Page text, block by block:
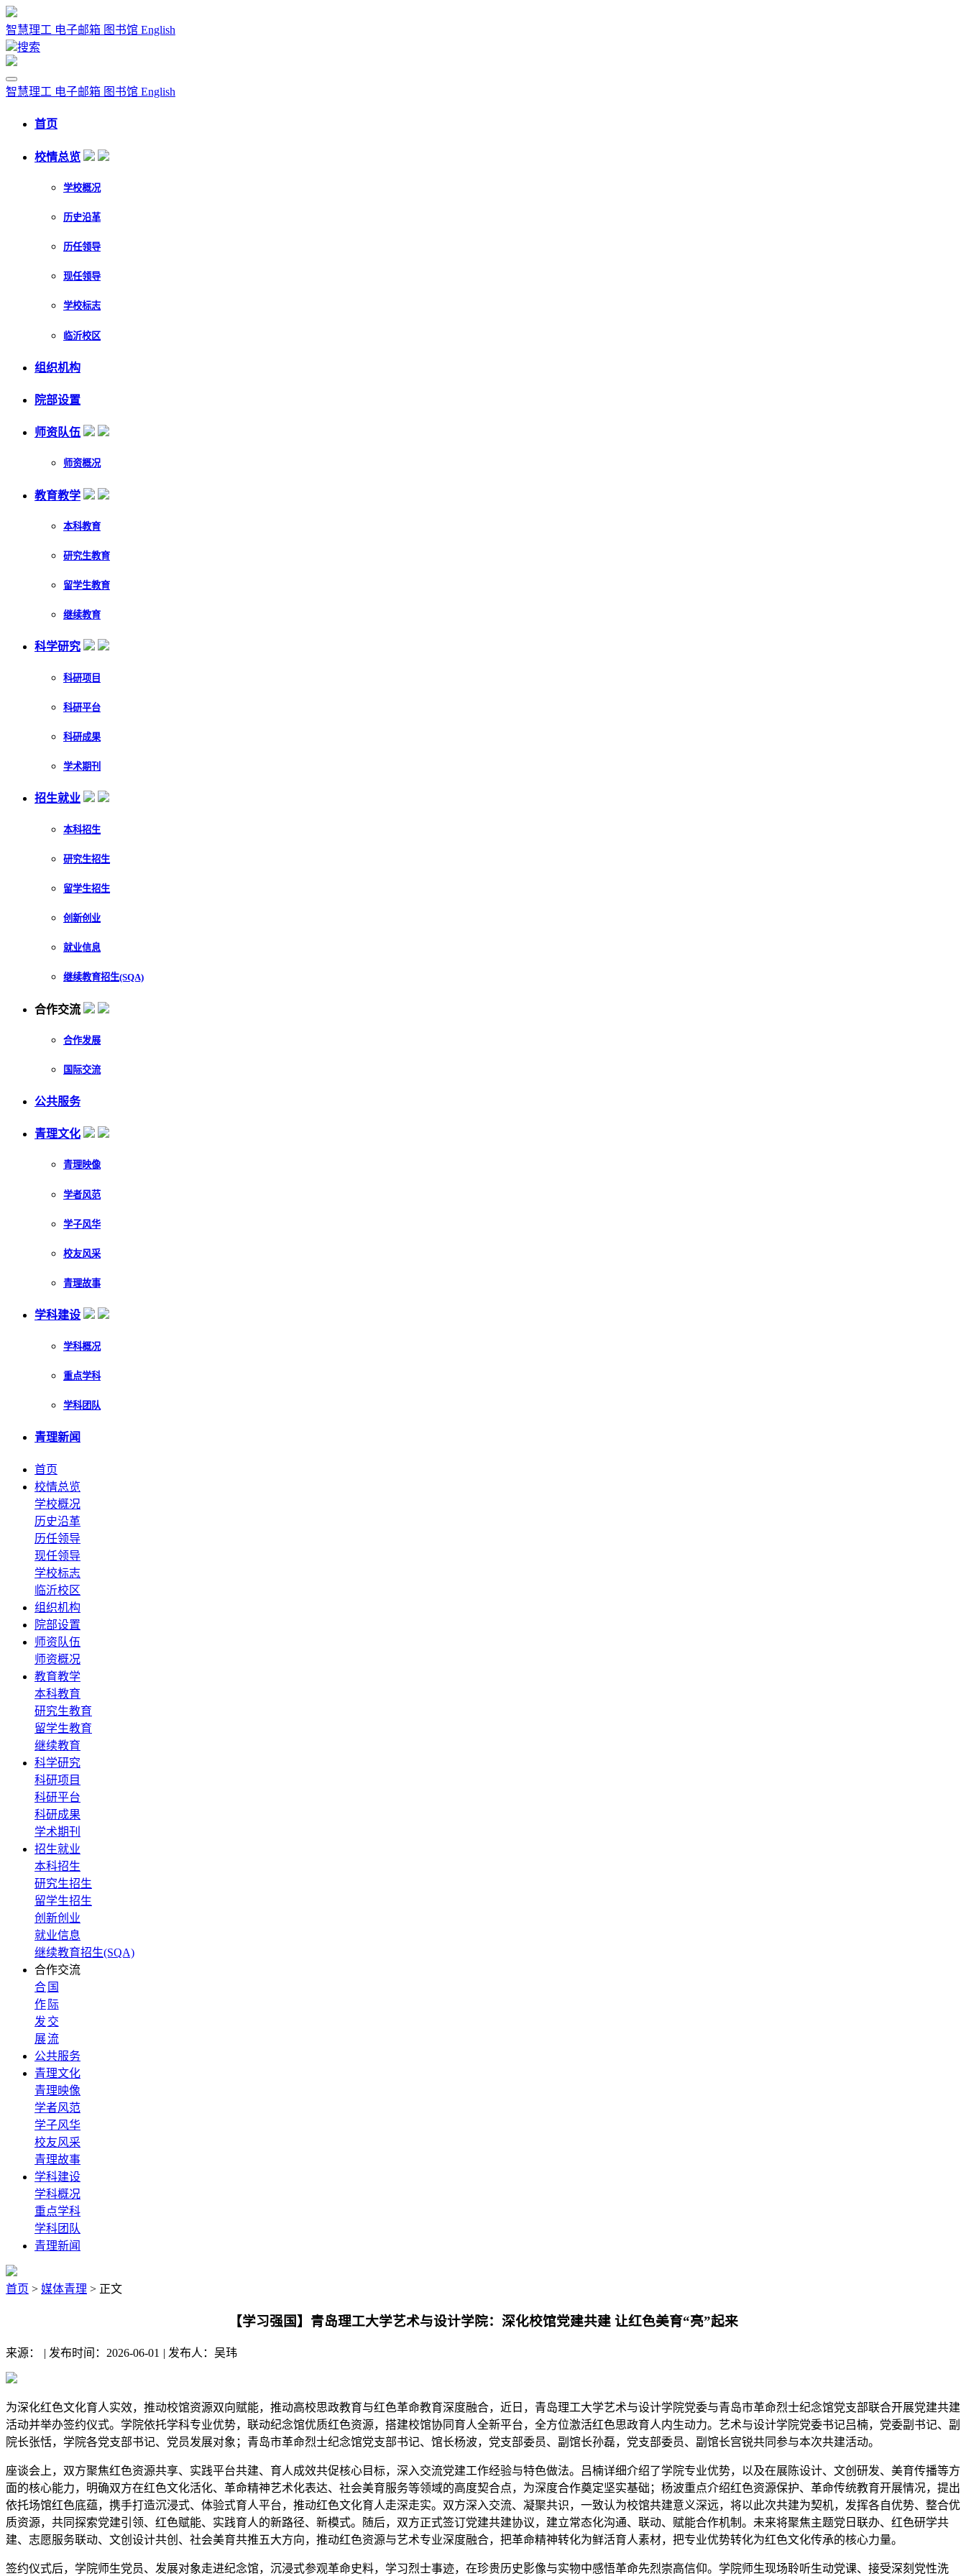
智慧理工 电子邮箱 图书馆 English
搜索
智慧理工 电子邮箱 图书馆 English
首页
校情总览
学校概况
历史沿革
历任领导
现任领导
学校标志
临沂校区
组织机构
院部设置
师资队伍
师资概况
教育教学
本科教育
研究生教育
留学生教育
继续教育
科学研究
科研项目
科研平台
科研成果
学术期刊
招生就业
本科招生
研究生招生
留学生招生
创新创业
就业信息
继续教育招生(SQA)
合作交流
合作发展
国际交流
公共服务
青理文化
青理映像
学者风范
学子风华
校友风采
青理故事
学科建设
学科概况
重点学科
学科团队
青理新闻
首页
校情总览
学校概况
历史沿革
历任领导
现任领导
学校标志
临沂校区
组织机构
院部设置
师资队伍
师资概况
教育教学
本科教育
研究生教育
留学生教育
继续教育
科学研究
科研项目
科研平台
科研成果
学术期刊
招生就业
本科招生
研究生招生
留学生招生
创新创业
就业信息
继续教育招生(SQA)
合作交流
合
作
发
展
国
际
交
流
公共服务
青理文化
青理映像
学者风范
学子风华
校友风采
青理故事
学科建设
学科概况
重点学科
学科团队
青理新闻
首页 > 媒体青理 > 正文
【学习强国】青岛理工大学艺术与设计学院：深化校馆党建共建 让红色美育“亮”起来
来源： | 发布时间：2026-06-01 | 发布人：吴玮
为深化红色文化育人实效，推动校馆资源双向赋能，推动高校思政教育与红色革命教育深度融合，近日，青岛理工大学艺术与设计学院党委与青岛市革命烈士纪念馆党支部联合开展党建共建
活动并举办签约仪式。学院依托学科专业优势，联动纪念馆优质红色资源，搭建校馆协同育人全新平台，全方位激活红色思政育人内生动力。艺术与设计学院党委书记吕楠，党委副书记、副
院长张恬，学院各党支部书记、党员发展对象；青岛市革命烈士纪念馆党支部书记、馆长杨波，党支部委员、副馆长孙磊，党支部委员、副馆长宫锐共同参与本次共建活动。
座谈会上，双方聚焦红色资源共享、实践平台共建、育人成效共促核心目标，深入交流党建工作经验与特色做法。吕楠详细介绍了学院专业优势，以及在展陈设计、文创研发、美育传播等方
面的核心能力，明确双方在红色文化活化、革命精神艺术化表达、社会美育服务等领域的高度契合点，为深度合作奠定坚实基础；杨波重点介绍红色资源保护、革命传统教育开展情况，提出
依托场馆红色底蕴，携手打造沉浸式、体验式育人平台，推动红色文化育人走深走实。双方深入交流、凝聚共识，一致认为校馆共建意义深远，将以此次共建为契机，发挥各自优势、整合优
质资源，共同探索党建引领、红色赋能、实践育人的新路径、新模式。随后，双方正式签订党建共建协议，建立常态化沟通、联动、赋能合作机制。未来将聚焦主题党日联办、红色研学共
建、志愿服务联动、文创设计共创、社会美育共推五大方向，推动红色资源与艺术专业深度融合，把革命精神转化为鲜活育人素材，把专业优势转化为红色文化传承的核心力量。
签约仪式后，学院师生党员、发展对象走进纪念馆，沉浸式参观革命史料，学习烈士事迹，在珍贵历史影像与实物中感悟革命先烈崇高信仰。学院师生现场聆听生动党课、接受深刻党性洗